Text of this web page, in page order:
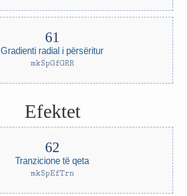
Gradienti radial i përsëritur
mkSpGfGRR
Efektet
Tranzicione të qeta
mkSpEfTrn